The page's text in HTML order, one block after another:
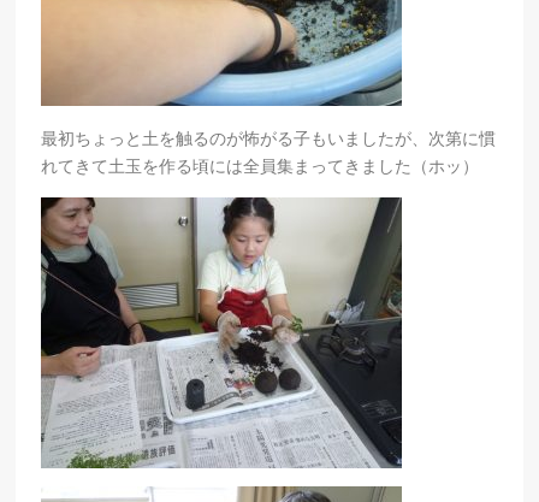
最初ちょっと土を触るのが怖がる子もいましたが、次第に慣
れてきて土玉を作る頃には全員集まってきました（ホッ）